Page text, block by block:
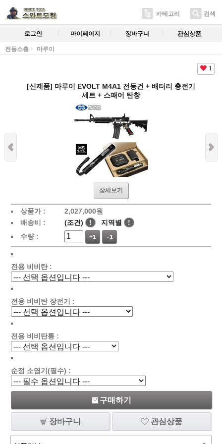
카테고리 검색
로그인 마이페이지 장바구니 관심상품
전동소총 마루이
1
[신제품] 마루이 EVOLT M4A1 전동건 + 배터리 충전기
세트 + 스패어 탄창
상세보기
상품가 :
2,027,000원
배송비 :
(조건) ! 지역별
!
수량 :
+1 -1
전용 비비탄 :
전용 비비탄 장전기 :
전용 비비탄통 :
순정 소염기(필수) :
구매하기
장바구니 관심상품